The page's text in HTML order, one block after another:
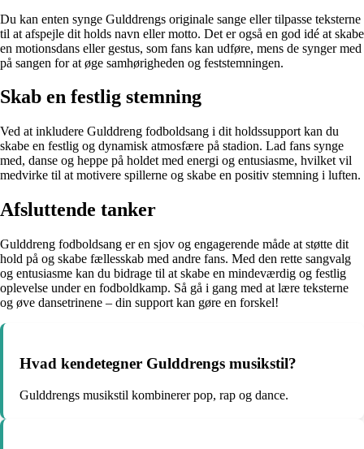
Du kan enten synge Gulddrengs originale sange eller tilpasse teksterne
til at afspejle dit holds navn eller motto. Det er også en god idé at skabe
en motionsdans eller gestus, som fans kan udføre, mens de synger med
på sangen for at øge samhørigheden og feststemningen.
Skab en festlig stemning
Ved at inkludere Gulddreng fodboldsang i dit holdssupport kan du
skabe en festlig og dynamisk atmosfære på stadion. Lad fans synge
med, danse og heppe på holdet med energi og entusiasme, hvilket vil
medvirke til at motivere spillerne og skabe en positiv stemning i luften.
Afsluttende tanker
Gulddreng fodboldsang er en sjov og engagerende måde at støtte dit
hold på og skabe fællesskab med andre fans. Med den rette sangvalg
og entusiasme kan du bidrage til at skabe en mindeværdig og festlig
oplevelse under en fodboldkamp. Så gå i gang med at lære teksterne
og øve dansetrinene – din support kan gøre en forskel!
Hvad kendetegner Gulddrengs musikstil?
Gulddrengs musikstil kombinerer pop, rap og dance.